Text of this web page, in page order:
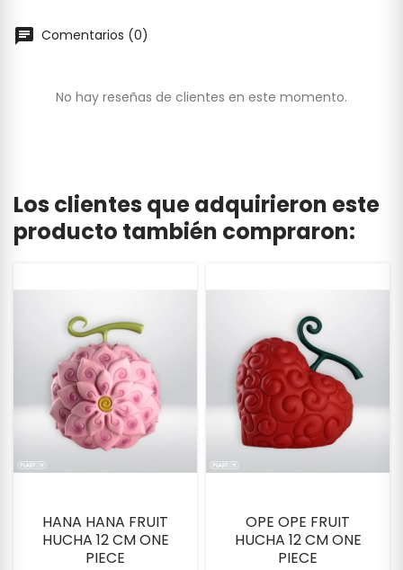
Comentarios (0)
No hay reseñas de clientes en este momento.
Los clientes que adquirieron este
producto también compraron:
HANA HANA FRUIT
HUCHA 12 CM ONE
PIECE
OPE OPE FRUIT
HUCHA 12 CM ONE
PIECE